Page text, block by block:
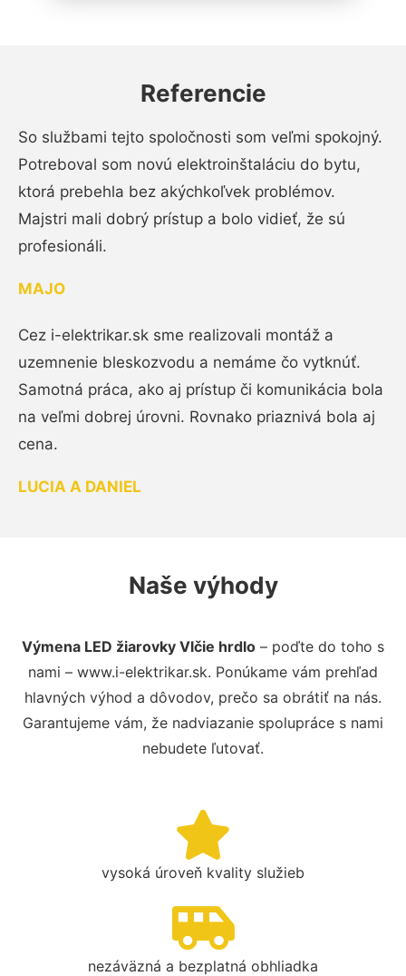
Referencie
So službami tejto spoločnosti som veľmi spokojný.
Potreboval som novú elektroinštaláciu do bytu,
ktorá prebehla bez akýchkoľvek problémov.
Majstri mali dobrý prístup a bolo vidieť, že sú
profesionáli.
MAJO
Cez i-elektrikar.sk sme realizovali montáž a
uzemnenie bleskozvodu a nemáme čo vytknúť.
Samotná práca, ako aj prístup či komunikácia bola
na veľmi dobrej úrovni. Rovnako priaznivá bola aj
cena.
LUCIA A DANIEL
Naše výhody
Výmena LED žiarovky Vlčie hrdlo – poďte do toho s
nami – www.i-elektrikar.sk. Ponúkame vám prehľad
hlavných výhod a dôvodov, prečo sa obrátiť na nás.
Garantujeme vám, že nadviazanie spolupráce s nami
nebudete ľutovať.
vysoká úroveň kvality služieb
nezáväzná a bezplatná obhliadka